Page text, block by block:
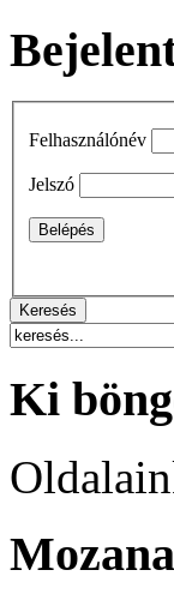
Felhasználónév
Jelszó
Ki